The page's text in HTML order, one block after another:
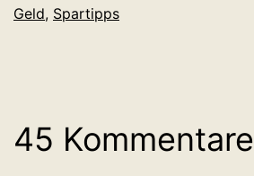
Geld, Spartipps
45 Kommentare